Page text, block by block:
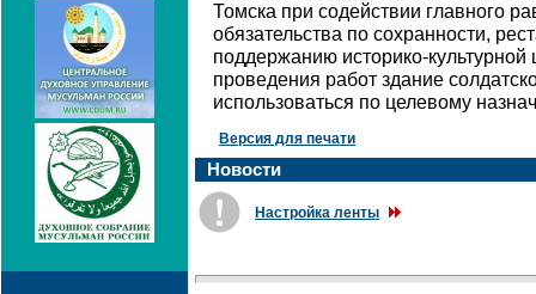
Томска при содействии главного
обязательства по сохранности,
поддержанию историко-
проведения работ здание
использоваться по целевому
Версия для печати
Новости
Настройка ленты